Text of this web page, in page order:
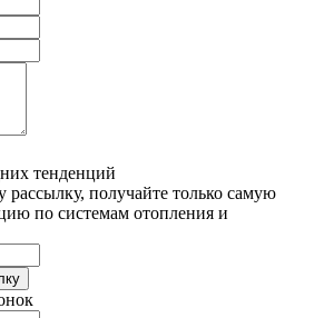
тенденций
получайте только самую
по системам отопления и